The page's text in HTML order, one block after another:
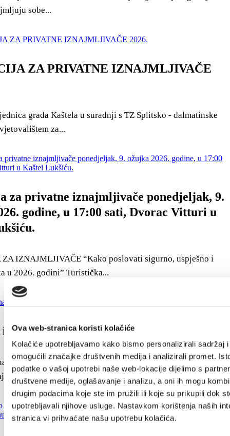
Ova web-stranica koristi kolačiće
Kolačiće upotrebljavamo kako bismo personalizirali sadržaj
omogućili značajke društvenih medija i analizirali promet.
podatke o vašoj upotrebi naše web-lokacije dijelimo s
društvene medije, oglašavanje i analizu, a oni ih mogu
drugim podacima koje ste im pružili ili koje su prikupili dok
upotrebljavali njihove usluge. Nastavkom korištenja naših
stranica vi prihvaćate našu upotrebu kolačića.
sobe...
ZA PRIVATNE IZNAJMLJIVAČE
grada Kaštela u suradnji s TZ Splitsko - dalmatinske
za...
za privatne iznajmljivače ponedjeljak, 9.
godine, u 17:00 sati, Dvorac Vitturi u
IZNAJMLJIVAČE “Kako poslovati sigurno, uspješno i
u 2026. godini” Turistička...
2026.
kako biste uspješno i u skladu sa zakonom vodili
objekte, pripremili...